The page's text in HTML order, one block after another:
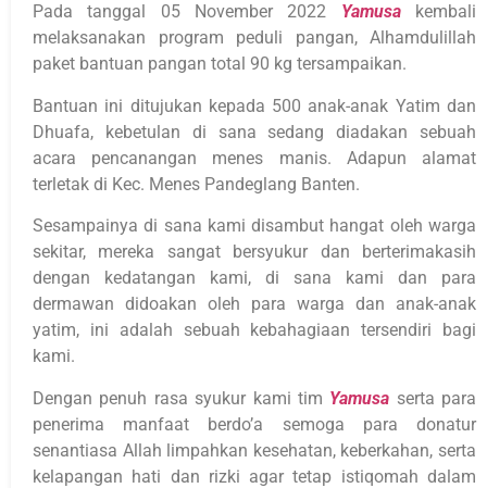
Pada tanggal 05 November 2022 Yamusakembali
melaksanakan program peduli pangan, Alhamdulillah
paket bantuan pangan total 90 kg tersampaikan.
Bantuan ini ditujukan kepada 500 anak-anak Yatim dan
Dhuafa, kebetulan di sana sedang diadakan sebuah
acara pencanangan menes manis. Adapun alamat
terletak di Kec. Menes Pandeglang Banten.
Sesampainya di sana kami disambut hangat oleh warga
sekitar, mereka sangat bersyukur dan berterimakasih
dengan kedatangan kami, di sana kami dan para
dermawan didoakan oleh para warga dan anak-anak
yatim, ini adalah sebuah kebahagiaan tersendiri bagi
kami.
Dengan penuh rasa syukur kami tim Yamusa serta para
penerima manfaat berdo’a semoga para donatur
senantiasa Allah limpahkan kesehatan, keberkahan, serta
kelapangan hati dan rizki agar tetap istiqomah dalam